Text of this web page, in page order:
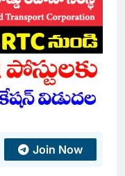
Join Now